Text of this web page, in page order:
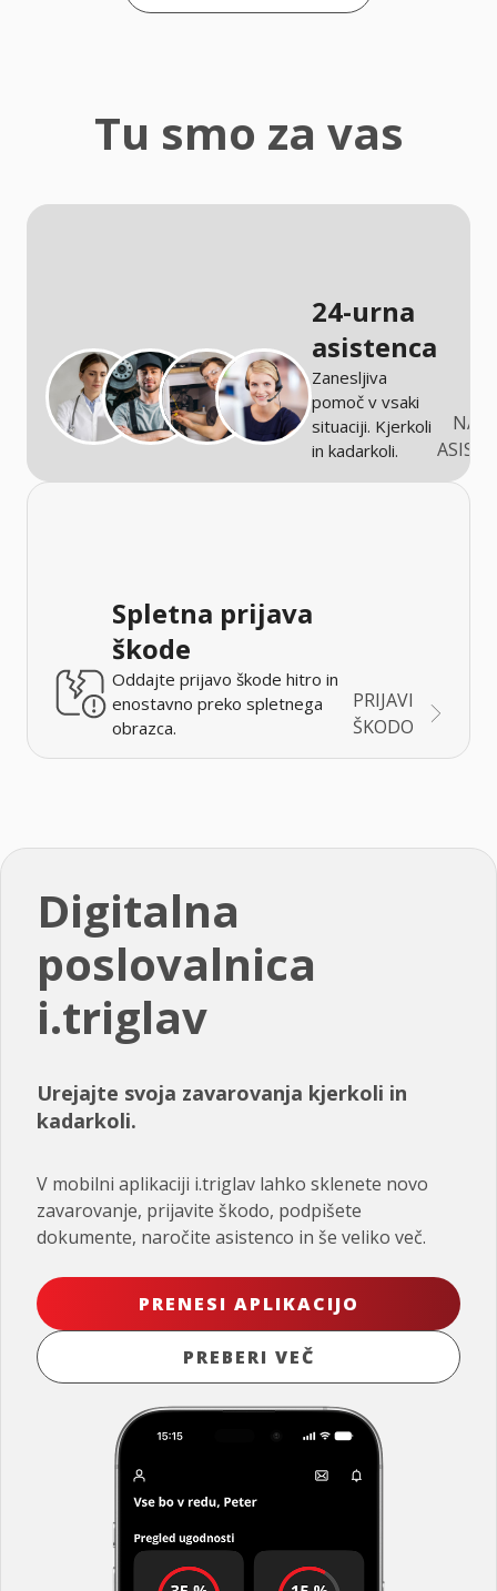
Tu smo za vas
24-urna
asistenca
Zanesljiva
pomoč v vsaki
situaciji. Kjerkoli
in kadarkoli.
Spletna prijava
škode
Oddajte prijavo škode hitro in
enostavno preko spletnega
obrazca.
PRIJAVI
ŠKODO
Digitalna
poslovalnica
i.triglav
Urejajte svoja zavarovanja kjerkoli in
kadarkoli.
V mobilni aplikaciji i.triglav lahko sklenete novo
zavarovanje, prijavite škodo, podpišete
dokumente, naročite asistenco in še veliko več.
PRENESI APLIKACIJO
PREBERI VEČ